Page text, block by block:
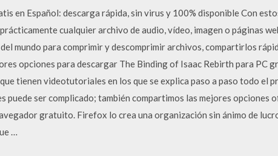
en Español: descarga rápida, sin virus y 100% disponible Con
cualquier archivo de audio, vídeo, imagen o páginas
mundo para comprimir y descomprimir archivos, compartirlos
opciones para descargar The Binding of Isaac Rebirth para PC
tienen videotutoriales en los que se explica paso a paso todo el
puede ser complicado; también compartimos las mejores opciones
gratuito. Firefox lo crea una organización sin ánimo de
…